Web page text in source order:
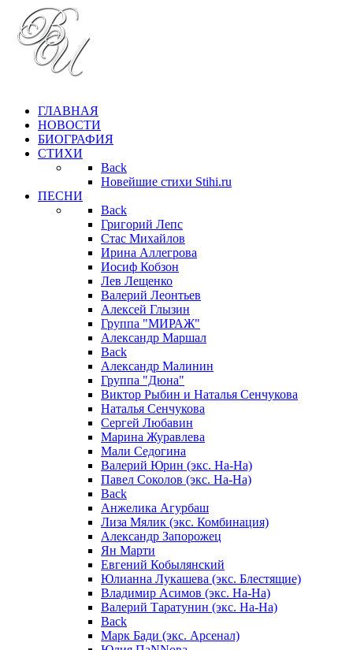
ГЛАВНАЯ
НОВОСТИ
БИОГРАФИЯ
СТИХИ
Back
Новейшие стихи Stihi.ru
ПЕСНИ
Back
Григорий Лепс
Стас Михайлов
Ирина Аллегрова
Иосиф Кобзон
Лев Лещенко
Валерий Леонтьев
Алексей Глызин
Группа "МИРАЖ"
Александр Маршал
Back
Александр Малинин
Группа "Дюна"
Виктор Рыбин и Наталья Сенчукова
Наталья Сенчукова
Сергей Любавин
Марина Журавлева
Мали Седогина
Валерий Юрин (экс. На-На)
Павел Соколов (экс. На-На)
Back
Анжелика Агурбаш
Лиза Мялик (экс. Комбинация)
Александр Запорожец
Ян Марти
Евгений Кобылянский
Юлианна Лукашева (экс. Блестящие)
Владимир Асимов (экс. На-На)
Валерий Таратунин (экс. На-На)
Back
Марк Бади (экс. Арсенал)